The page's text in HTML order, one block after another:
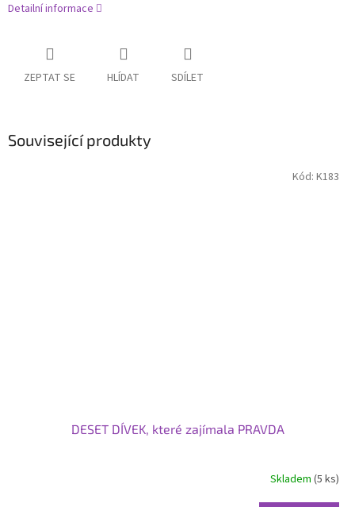
Detailní informace
ZEPTAT SE HLÍDAT SDÍLET
Související produkty
DESET DÍVEK, které zajímala PRAVDA
Skladem (5 ks)
Kód: K183